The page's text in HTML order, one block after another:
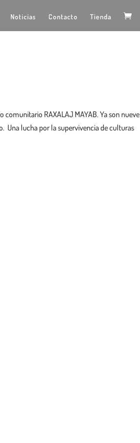
Noticias Contacto Tienda
RAXALAJ MAYAB. Ya son nueve
Una lucha por la supervivencia de culturas